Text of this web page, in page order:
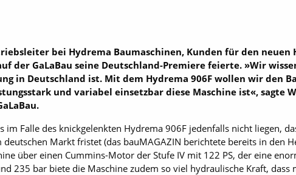
bei Hydrema Baumaschinen, Kunden für den neuen
der GaLaBau seine Deutschland-Premiere feierte. »Wir
in Deutschland ist. Mit dem Hydrema 906F wollen wir den
und variabel einsetzbar diese Maschine ist«, sagte
im Falle des knickgelenkten Hydrema 906F jedenfalls nicht liegen,
deutschen Markt fristet (das bauMAGAZIN berichtete bereits in den
über einen Cummins-Motor der Stufe IV mit 122 PS, der eine
235 bar biete die Maschine zudem so viel hydraulische Kraft, dass